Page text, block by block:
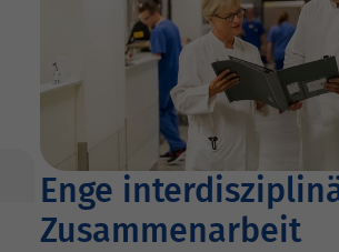
Enge
Zusammenarbeit